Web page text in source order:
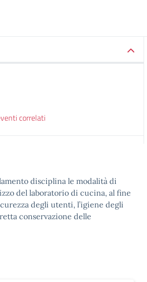
correlati
disciplina le modalità di
del laboratorio di cucina, al fine
degli utenti, l’igiene degli
conservazione delle